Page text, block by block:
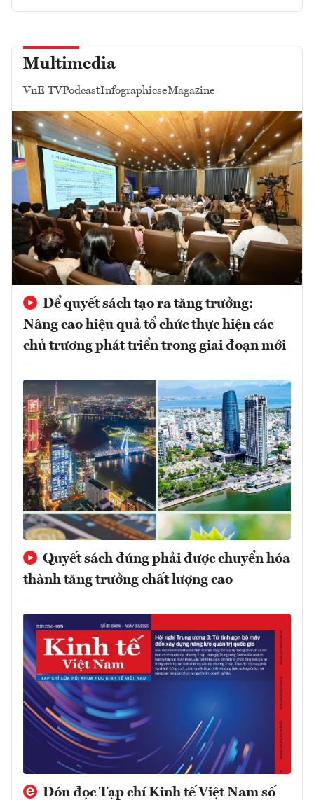
Multimedia
VnE TVPodcastInfographicseMagazine
Để quyết sách tạo ra tăng trưởng:
Nâng cao hiệu quả tổ chức thực hiện các
chủ trương phát triển trong giai đoạn mới
Quyết sách đúng phải được chuyển hóa
thành tăng trưởng chất lượng cao
Đón đọc Tạp chí Kinh tế Việt Nam số